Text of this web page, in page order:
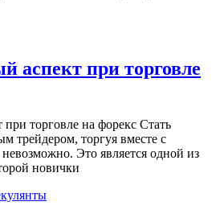
аспект при торговле
торговле на форекс Стать
трейдером, торгуя вместе с
Это является одной из
новички